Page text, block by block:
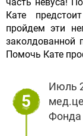
часть невуса!
Кате
пройдем эти
заколдованной
Помочь Кате
5
Июль
Фонда